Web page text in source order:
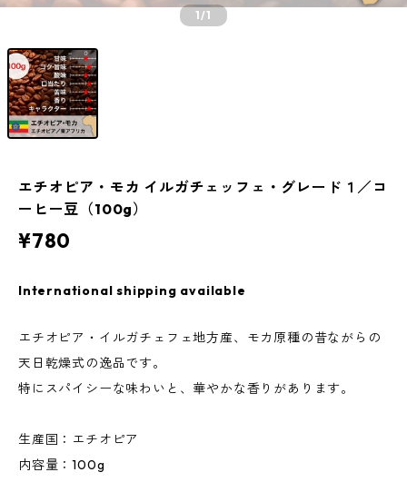
1/1
エチオピア・モカ イルガチェッフェ・グレード１／コ
ーヒー豆（100g）
¥780
International shipping available
エチオピア・イルガチェフェ地方産、モカ原種の昔ながらの
天日乾燥式の逸品です。
特にスパイシーな味わいと、華やかな香りがあります。
生産国：エチオピア
内容量：100g